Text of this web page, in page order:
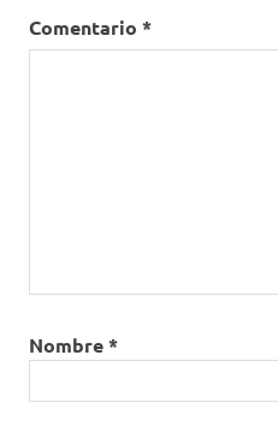
Comentario *
Nombre*